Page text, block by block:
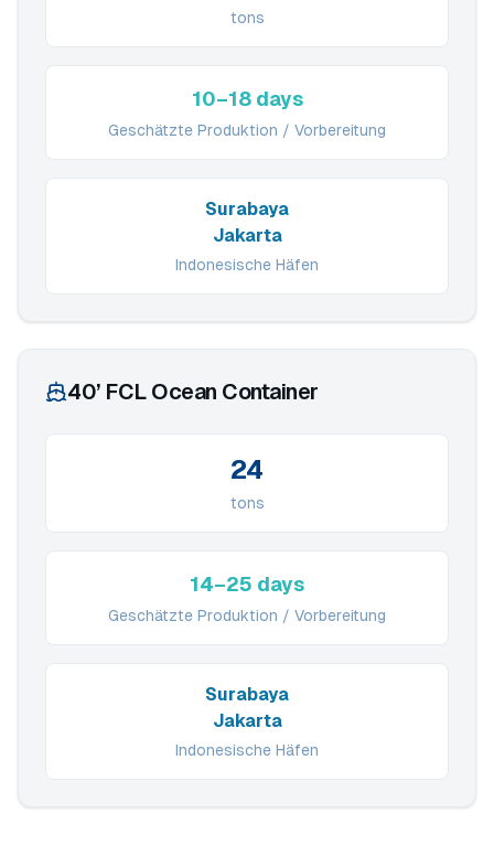
tons
10–18 days
Geschätzte Produktion / Vorbereitung
Surabaya
Jakarta
Indonesische Häfen
40’ FCL Ocean Container
24
tons
14–25 days
Geschätzte Produktion / Vorbereitung
Surabaya
Jakarta
Indonesische Häfen